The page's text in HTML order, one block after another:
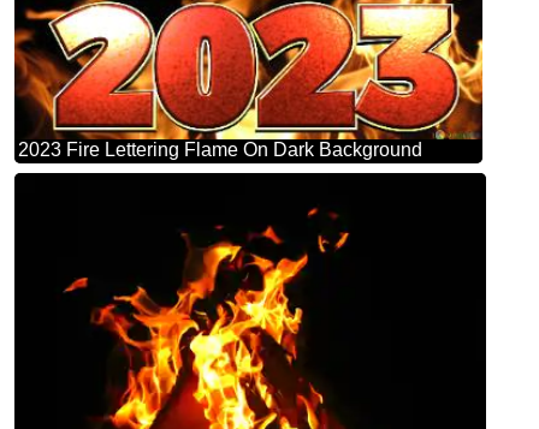
2023 Fire Lettering Flame On Dark Background